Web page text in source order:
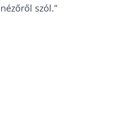
nézőről szól.”